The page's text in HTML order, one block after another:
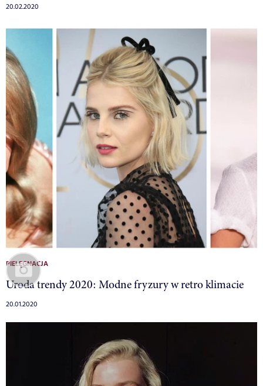
20.02.2020
PIELĘGNACJA
Uroda trendy 2020: Modne fryzury w retro klimacie
20.01.2020